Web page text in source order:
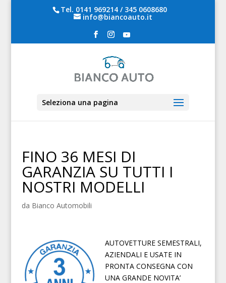
Tel. 0141 969214/ 345 0608680
info@biancoauto.it
Seleziona una pagina
FINO 36 MESI DI
GARANZIA SU TUTTI I
NOSTRI MODELLI
da Bianco Automobili
AUTOVETTURE SEMESTRALI,
AZIENDALI E USATE IN
PRONTA CONSEGNA CON
UNA GRANDE NOVITA’